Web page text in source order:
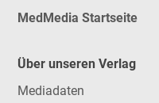
MedMedia Startseite
Über unseren Verlag
Mediadaten